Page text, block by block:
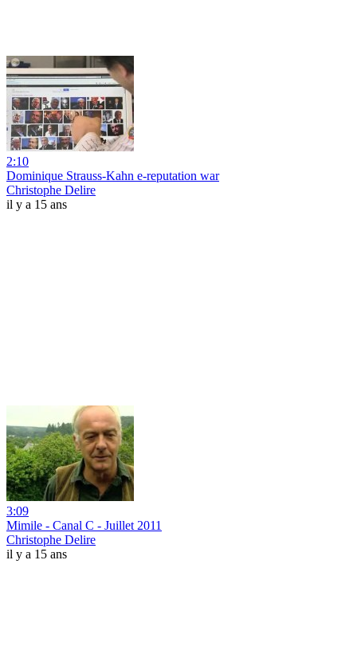
2:10
Dominique Strauss-Kahn e-reputation war
Christophe Delire
il y a 15 ans
3:09
Mimile - Canal C - Juillet 2011
Christophe Delire
il y a 15 ans